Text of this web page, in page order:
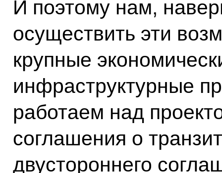
И поэтому нам,
осуществить эти
крупные
инфраструктурные
работаем над
соглашения о
двустороннего